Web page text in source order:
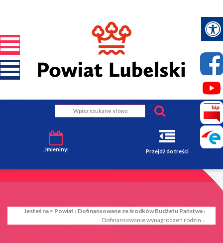
, Imieniny: Przejdż do treści
Jesteś na > Powiat › Dofinansowane ze środków Budżetu Państwa ›
Dofinansowanie wynagrodzeń rodzin...